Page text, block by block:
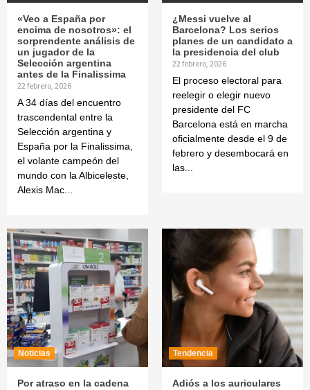
«Veo a España por
encima de nosotros»: el
sorprendente análisis de
un jugador de la
Selección argentina
antes de la Finalissima
22 febrero, 2026
A 34 días del encuentro
trascendental entre la
Selección argentina y
España por la Finalissima,
el volante campeón del
mundo con la Albiceleste,
Alexis Mac...
¿Messi vuelve al
Barcelona? Los serios
planes de un candidato a
la presidencia del club
22 febrero, 2026
El proceso electoral para
reelegir o elegir nuevo
presidente del FC
Barcelona está en marcha
oficialmente desde el 9 de
febrero y desembocará en
las...
Noticias
Por atraso en la cadena
Tendencia
Adiós a los auriculares